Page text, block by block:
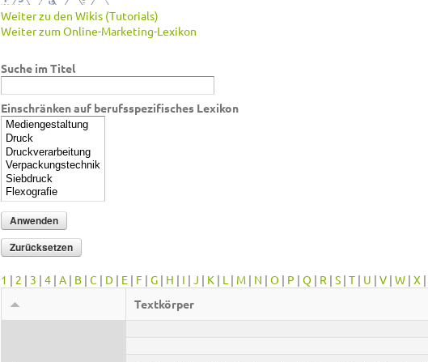
Weiter zu den Wikis (Tutorials)
Weiter zum Online-Marketing-Lexikon
Suche im Titel
Einschränken auf berufsspezifisches Lexikon
1 | 2 | 3 | 4 | A | B | C | D | E | F | G | H | I | J | K | L | M | N | O | P | Q | R | S | T | U | V | W | X |
Textkörper